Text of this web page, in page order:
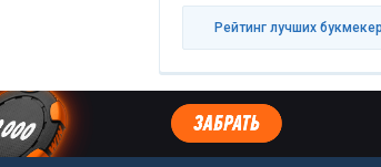
Рейтинг лучших